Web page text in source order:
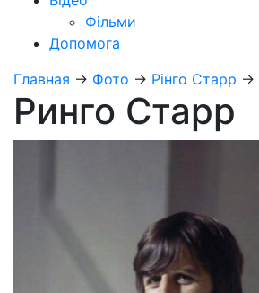
Фільми
Допомога
Главная → Фото → Рінго Старр →
Ринго Старр